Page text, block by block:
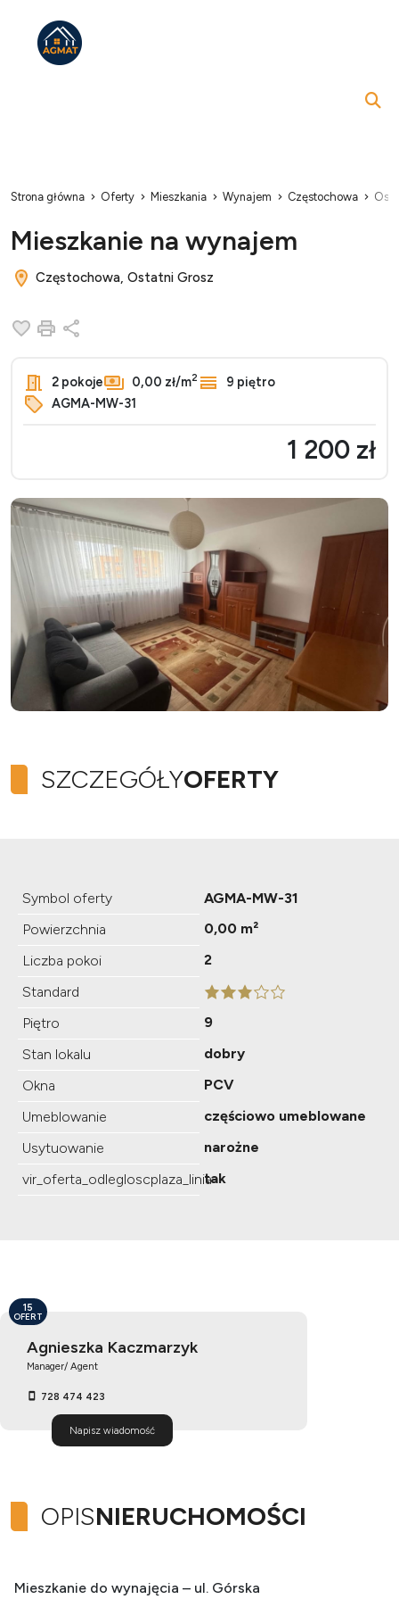
Strona główna Oferty Mieszkania Wynajem Częstochowa
Mieszkanie na wynajem
Częstochowa, Ostatni Grosz
Dodaj do ulubionych
Drukuj
2 pokoje 0,00 zł/m2
9 piętro
AGMA-MW-31
1 200 zł
SZCZEGÓŁYOFERTY
Symbol oferty
AGMA-MW-31
Powierzchnia
0,00 m²
Liczba pokoi
2
Standard
Piętro
9
Stan lokalu
dobry
Okna
PCV
Umeblowanie
częściowo umeblowane
Usytuowanie
narożne
vir_oferta_odlegloscplaza_liniatak
Agnieszka Kaczmarzyk
Manager/ Agent
728 474 423
Napisz wiadomość
15
OFERT
OPISNIERUCHOMOŚCI
Mieszkanie do wynajęcia – ul. Górska